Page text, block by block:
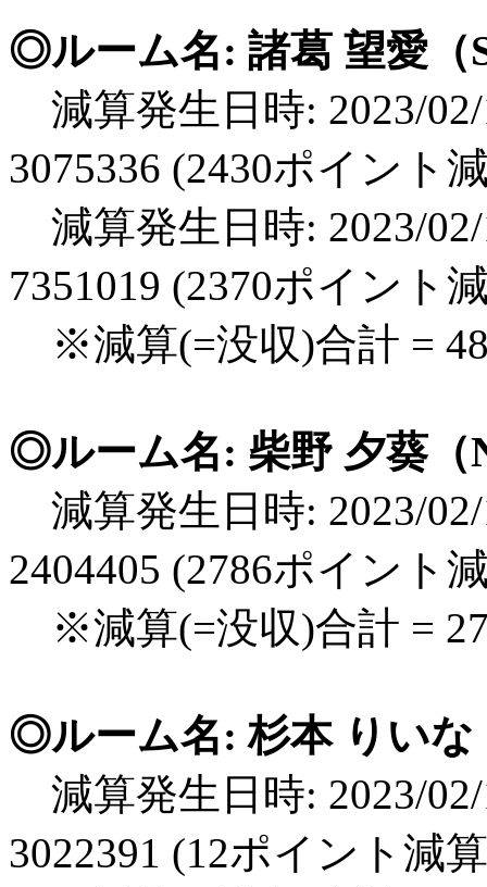
◎ルーム名: 諸葛 望愛（
減算発生日時: 2023/
3075336 (2430ポイント
減算発生日時: 2023/
7351019 (2370ポイント
※減算(=没収)合計 =
◎ルーム名: 柴野 夕葵（
減算発生日時: 2023/
2404405 (2786ポイント
※減算(=没収)合計 =
◎ルーム名: 杉本 りいな
減算発生日時: 2023/
3022391 (12ポイント減